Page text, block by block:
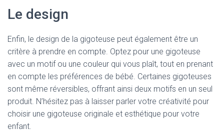
Le design
Enfin, le design de la gigoteuse peut également être un
critère à prendre en compte. Optez pour une gigoteuse
avec un motif ou une couleur qui vous plaît, tout en prenant
en compte les préférences de bébé. Certaines gigoteuses
sont même réversibles, offrant ainsi deux motifs en un seul
produit. N’hésitez pas à laisser parler votre créativité pour
choisir une gigoteuse originale et esthétique pour votre
enfant.